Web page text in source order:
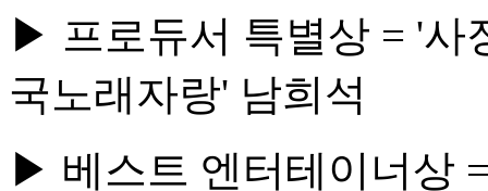
▶ 프로듀서 특별상 = '사
국노래자랑' 남희석
▶ 베스트 엔터테이너상